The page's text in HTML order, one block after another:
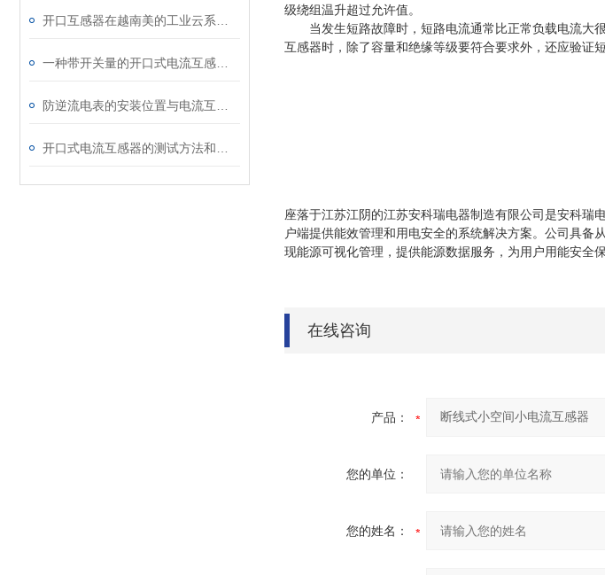
级绕组温升超过允许值。
当发生短路故障时，短路电流通常比正常负载电流大很
互感器时，除了容量和绝缘等级要符合要求外，还应验证
座落于江苏江阴的江苏安科瑞电器制造有限公司是安科瑞
户端提供能效管理和用电安全的系统解决方案。公司具备
现能源可视化管理，提供能源数据服务，为用户用能安全
在线咨询
产品：
您的单位：
您的姓名：